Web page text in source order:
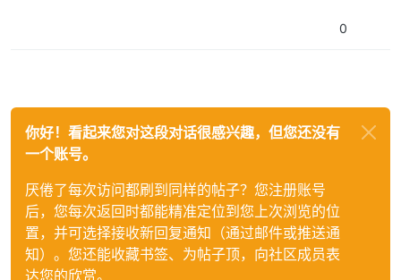
0
你好！看起来您对这段对话很感兴趣，但您还没有
一个账号。
厌倦了每次访问都刷到同样的帖子？您注册账号
后，您每次返回时都能精准定位到您上次浏览的位
置，并可选择接收新回复通知（通过邮件或推送通
知）。您还能收藏书签、为帖子顶，向社区成员表
达您的欣赏。